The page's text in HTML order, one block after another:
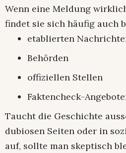
Wenn eine Meldung
findet sie sich häufig auch
etablierten
Behörden
offiziellen Stellen
Faktencheck-
Taucht die Geschichte
dubiosen Seiten oder in
auf, sollte man skeptisch